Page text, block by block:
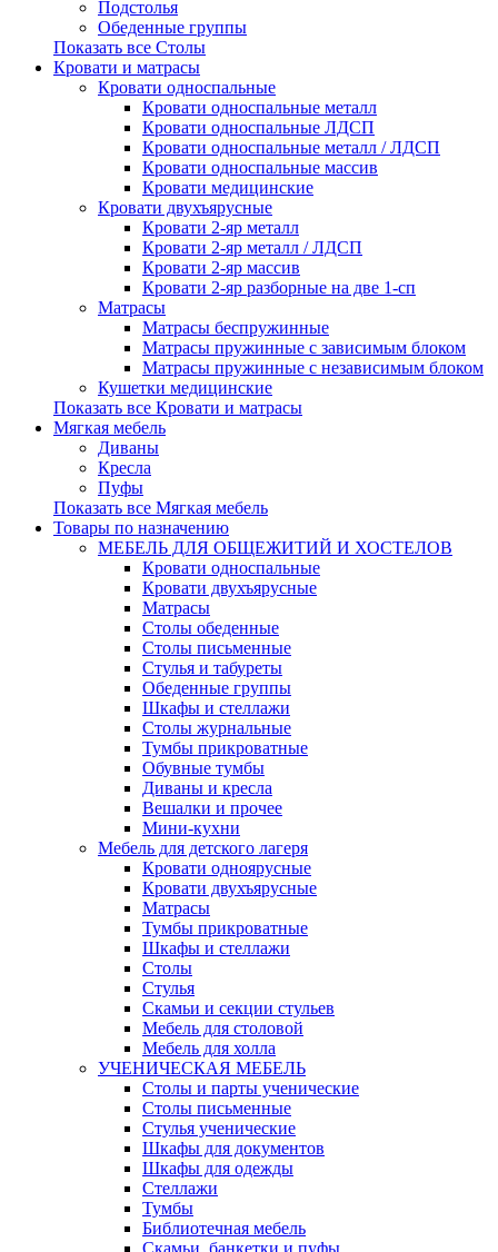
Подстолья
Обеденные группы
Показать все Столы
Кровати и матрасы
Кровати односпальные
Кровати односпальные металл
Кровати односпальные ЛДСП
Кровати односпальные металл / ЛДСП
Кровати односпальные массив
Кровати медицинские
Кровати двухъярусные
Кровати 2-яр металл
Кровати 2-яр металл / ЛДСП
Кровати 2-яр массив
Кровати 2-яр разборные на две 1-сп
Матрасы
Матрасы беспружинные
Матрасы пружинные с зависимым блоком
Матрасы пружинные с независимым блоком
Кушетки медицинские
Показать все Кровати и матрасы
Мягкая мебель
Диваны
Кресла
Пуфы
Показать все Мягкая мебель
Товары по назначению
МЕБЕЛЬ ДЛЯ ОБЩЕЖИТИЙ И ХОСТЕЛОВ
Кровати односпальные
Кровати двухъярусные
Матрасы
Столы обеденные
Столы письменные
Стулья и табуреты
Обеденные группы
Шкафы и стеллажи
Столы журнальные
Тумбы прикроватные
Обувные тумбы
Диваны и кресла
Вешалки и прочее
Мини-кухни
Мебель для детского лагеря
Кровати одноярусные
Кровати двухъярусные
Матрасы
Тумбы прикроватные
Шкафы и стеллажи
Столы
Стулья
Скамьи и секции стульев
Мебель для столовой
Мебель для холла
УЧЕНИЧЕСКАЯ МЕБЕЛЬ
Столы и парты ученические
Столы письменные
Стулья ученические
Шкафы для документов
Шкафы для одежды
Стеллажи
Тумбы
Библиотечная мебель
Скамьи, банкетки и пуфы